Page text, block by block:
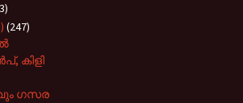
(247)
കിളി
ഗസര